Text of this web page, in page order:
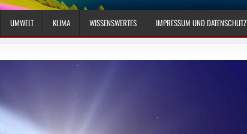
UMWELT KLIMA WISSENSWERTES IMPRESSUM UND DATENSCHUTZ